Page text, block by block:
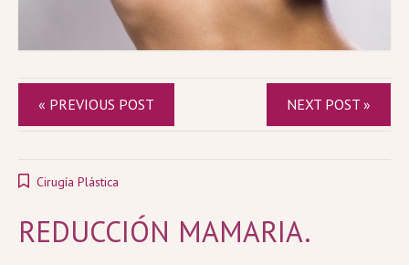
« PREVIOUS POST NEXT POST »
Cirugía Plástica
REDUCCIÓN MAMARIA.